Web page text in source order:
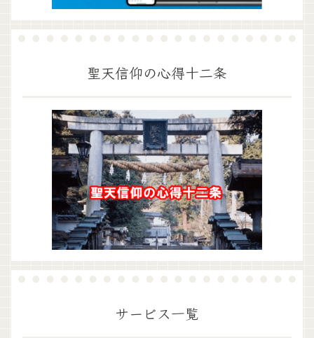
聖天信仰の心得十二条
サービス一覧